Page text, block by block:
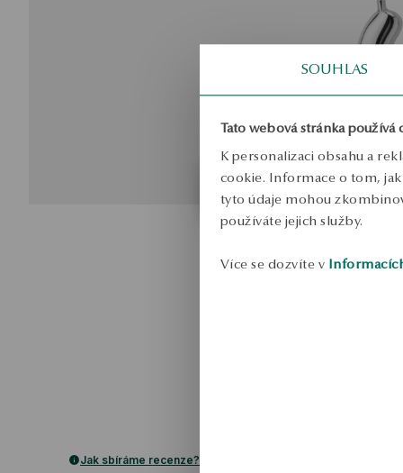
SOUHLAS
Tato webová stránka používá
K personalizaci obsahu a
cookie. Informace o tom,
tyto údaje mohou
používáte jejich služby.
Více se dozvíte v
Jak sbíráme recenze?